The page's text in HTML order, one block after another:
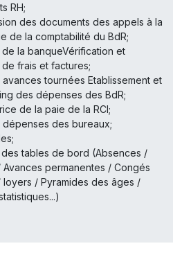
RH;
des documents des appels à la
de la comptabilité du BdR;
la banqueVérification et
frais et factures;
tournées Etablissement et
des dépenses des BdR;
de la paie de la RCI;
des bureaux;
des tables de bord (Absences /
permanentes / Congés
/ Pyramides des âges /